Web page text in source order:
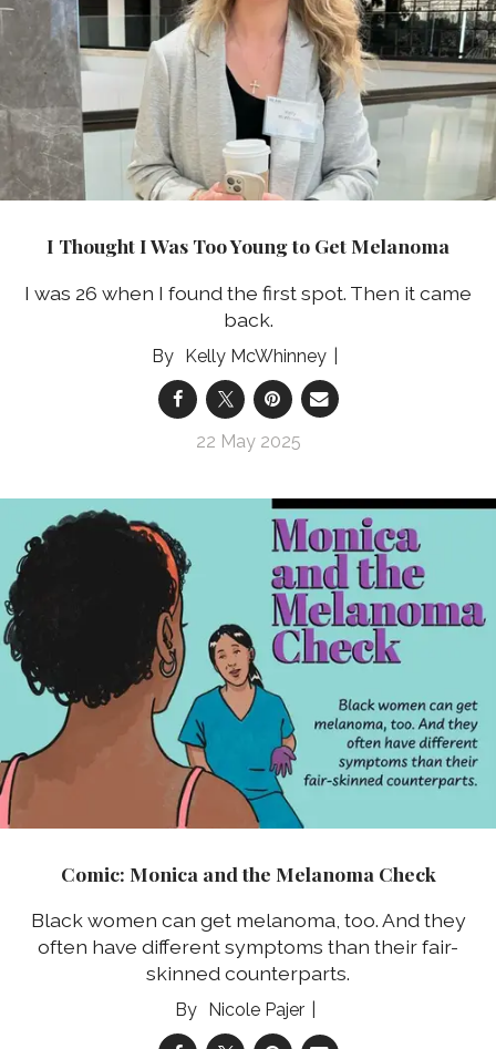
I Thought I Was Too Young to Get Melanoma
I was 26 when I found the first spot. Then it came
back.
Kelly McWhinney
22 May 2025
Comic: Monica and the Melanoma Check
Black women can get melanoma, too. And they
often have different symptoms than their fair-
skinned counterparts.
Nicole Pajer